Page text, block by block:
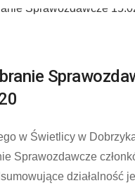
w Świetlicy w
Sprawozdawcze
działalność